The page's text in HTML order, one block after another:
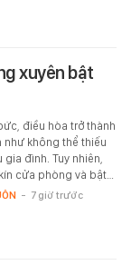
xuyên bật
điều hòa trở thành
như không thể thiếu
gia đình. Tuy nhiên,
cửa phòng và bật…
- 7 giờ trước